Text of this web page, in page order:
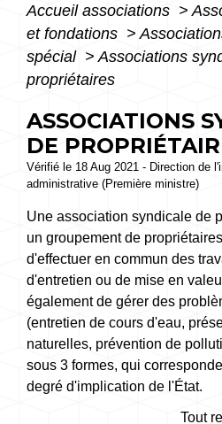
Accueil associations >
et fondations >
spécial > Associations
propriétaires
ASSOCIATIONS
DE
Vérifié le 18 Aug 2021 - Direction de
administrative (Première ministre)
Une association syndicale de
un groupement de
d'effectuer en commun des
d'entretien ou de mise en
également de gérer des
(entretien de cours d'eau,
naturelles, prévention de
sous 3 formes, qui
degré d'implication de l'État.
Tout